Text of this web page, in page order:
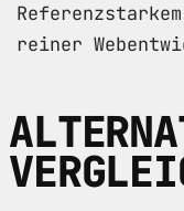
reiner